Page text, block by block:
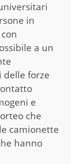
in
a un
delle forze
e
che
camionette
hanno